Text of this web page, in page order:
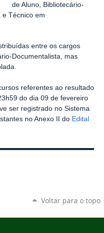
de Aluno, Bibliotecário-
e Técnico em
entre os cargos
Documentalista, mas
referentes ao resultado
do dia 09 de fevereiro
ser registrado no Sistema
no Anexo II do Edital
Voltar para o topo